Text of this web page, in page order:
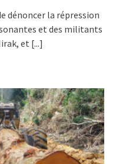
dénoncer la répression
et des militants
et [...]